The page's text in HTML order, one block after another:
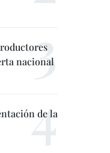
nacional
de la